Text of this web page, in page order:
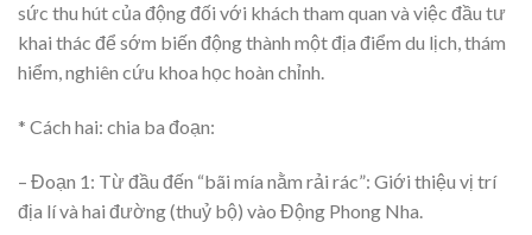
sức thu hút của động đối với khách tham quan và việc đầu tư
khai thác để sớm biến động thành một địa điểm du lịch, thám
hiểm, nghiên cứu khoa học hoàn chỉnh.
* Cách hai: chia ba đoạn:
– Đoạn 1: Từ đầu đến “bãi mía nằm rải rác”: Giới thiệu vị trí
địa lí và hai đường (thuỷ bộ) vào Động Phong Nha.